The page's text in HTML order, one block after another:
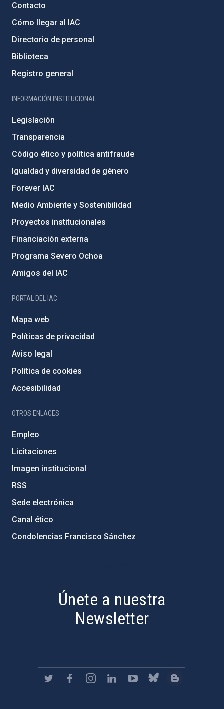
Contacto
Cómo llegar al IAC
Directorio de personal
Biblioteca
Registro general
INFORMACIÓN INSTITUCIONAL
Legislación
Transparencia
Código ético y política antifraude
Igualdad y diversidad de género
Forever IAC
Medio Ambiente y Sostenibilidad
Proyectos institucionales
Financiación externa
Programa Severo Ochoa
Amigos del IAC
PORTAL DEL IAC
Mapa web
Políticas de privacidad
Aviso legal
Política de cookies
Accesibilidad
OTROS ENLACES
Empleo
Licitaciones
Imagen institucional
RSS
Sede electrónica
Canal ético
Condolencias Francisco Sánchez
Únete a nuestra
Newsletter